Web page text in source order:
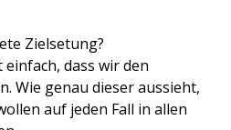
Zielsetung?
einfach, dass wir den
Wie genau dieser aussieht,
auf jeden Fall in allen